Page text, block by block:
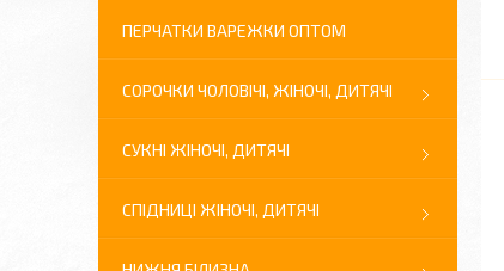
ПЕРЧАТКИ ВАРЕЖКИ ОПТОМ
СОРОЧКИ ЧОЛОВІЧІ, ЖІНОЧІ, ДИТЯЧІ
СУКНІ ЖІНОЧІ, ДИТЯЧІ
СПІДНИЦІ ЖІНОЧІ, ДИТЯЧІ